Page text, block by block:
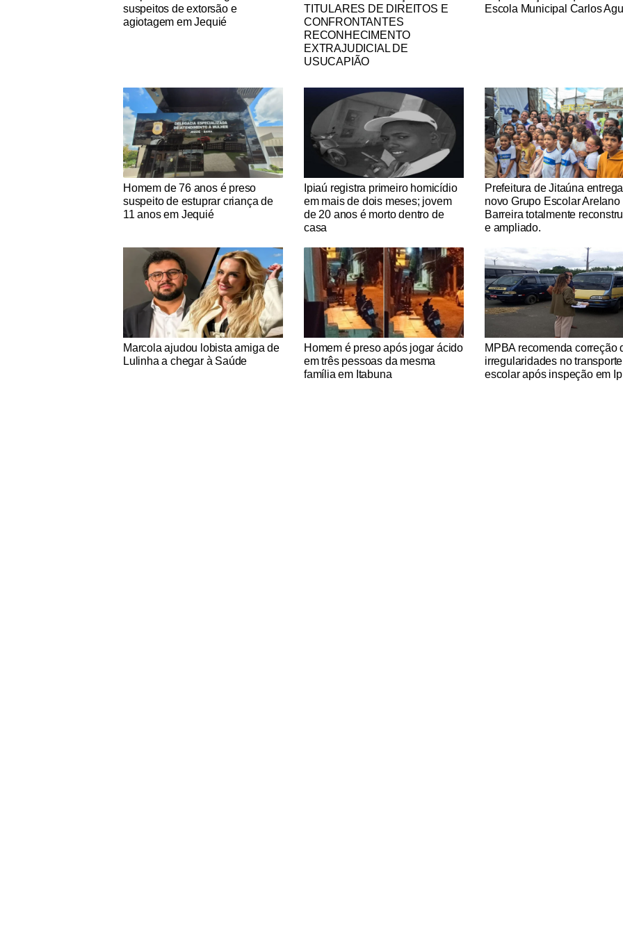
suspeitos de extorsão e
agiotagem em Jequié
TITULARES DE DIREITOS E
CONFRONTANTES
RECONHECIMENTO
EXTRAJUDICIAL DE
USUCAPIÃO
Escola Municipal Carlos
Notícias Católicas
Homem de 76 anos é preso
suspeito de estuprar criança de
11 anos em Jequié
Notícias Católicas
Ipiaú registra primeiro homicídio
em mais de dois meses; jovem
de 20 anos é morto dentro de
casa
Notícias Católicas
Prefeitura de Jitaúna entrega
novo Grupo Escolar Arelano
Barreira totalmente
e ampliado.
Notícias Católicas
Marcola ajudou lobista amiga de
Lulinha a chegar à Saúde
Notícias Católicas
Homem é preso após jogar ácido
em três pessoas da mesma
família em Itabuna
Notícias Católicas
MPBA recomenda correção
irregularidades no transporte
escolar após inspeção em